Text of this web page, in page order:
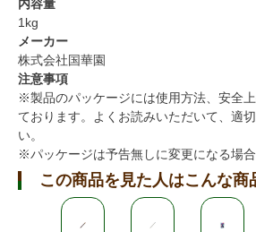
内容量
1kg
メーカー
株式会社国華園
注意事項
※製品のパッケージには使用方法、安全
ております。よくお読みいただいて、適
い。
※パッケージは予告無しに変更になる場合
この商品を見た人はこんな商